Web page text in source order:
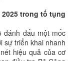
trong tố tụng
đánh dấu một mốc
sự triển khai nhanh
hiệu quả của cơ